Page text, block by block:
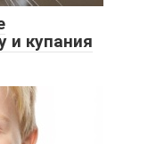
и купания